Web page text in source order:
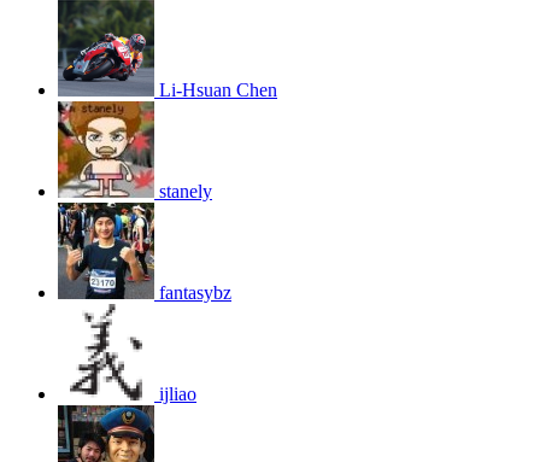
Li-Hsuan Chen
stanely
fantasybz
ijliao